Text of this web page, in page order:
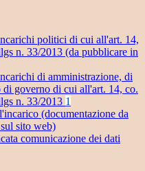
politici di cui all'art. 14,
n. 33/2013 (da pubblicare in
di amministrazione, di
di governo di cui all'art. 14, co.
n. 33/2013 1
(documentazione da
sito web)
comunicazione dei dati